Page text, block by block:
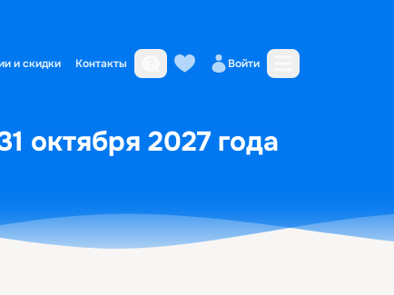
и скидки Контакты Войти
октября 2027 года